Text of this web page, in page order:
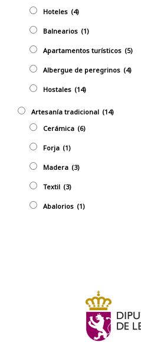
Hoteles (4)
Balnearios (1)
Apartamentos turísticos (5)
Albergue de peregrinos (4)
Hostales (14)
Artesaní­a tradicional (14)
Cerámica (6)
Forja (1)
Madera (3)
Textil (3)
Abalorios (1)